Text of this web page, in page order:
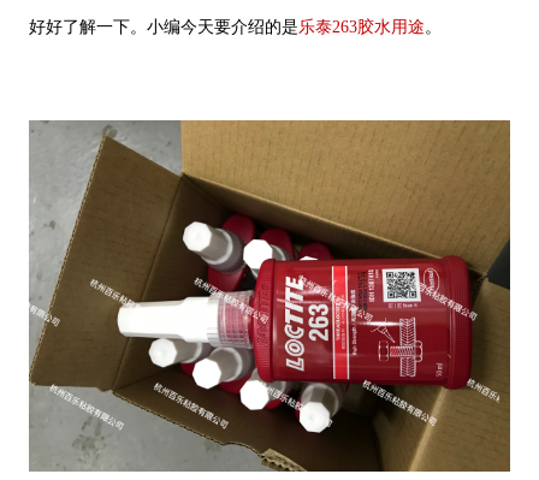
好好了解一下。小编今天要介绍的是乐泰263胶水用途。